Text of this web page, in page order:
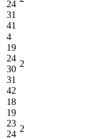
24
31
41
4
19
24
30
31
42
2
18
19
23
24
2